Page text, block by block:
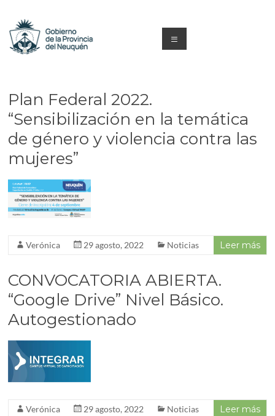
contenido
y
Formación
Neuquén
Menú
Plan Federal 2022.
“Sensibilización en la temática
de género y violencia contra las
mujeres”
Verónica 29 agosto, 2022 Noticias Leer más
CONVOCATORIA ABIERTA.
“Google Drive” Nivel Básico.
Autogestionado
Verónica 29 agosto, 2022 Noticias Leer más